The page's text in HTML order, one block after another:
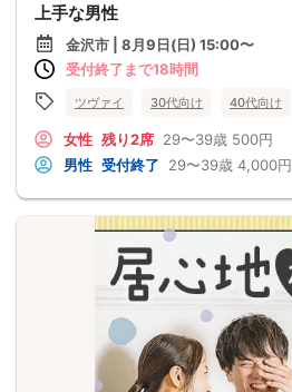
上手な男性
金沢市 | 8月9日(日) 15:00〜
受付終了まで18時間
ツヴァイ 30代向け 40代向け
女性 残り2席 29〜39歳 500円
男性 受付終了 29〜39歳 4,000円